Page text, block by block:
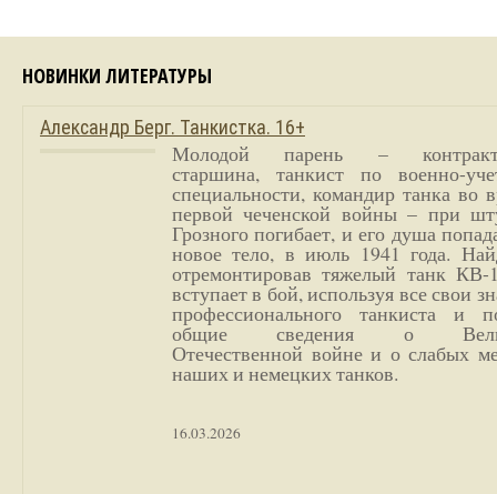
НОВИНКИ ЛИТЕРАТУРЫ
Александр Берг. Танкистка. 16+
Молодой парень –
старшина, танкист по военно-
специальности, командир танка во
первой чеченской войны – при
Грозного погибает, и его душа
новое тело, в июль 1941 года.
отремонтировав тяжелый танк
вступает в бой, используя все свои
профессионального танкиста и
общие сведения о
Отечественной войне и о слабых
наших и немецких танков.
16.03.2026